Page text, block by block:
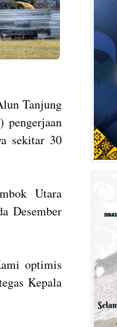
Tanjung
pengerjaan
sekitar 30
Utara
Desember
optimis
Kepala